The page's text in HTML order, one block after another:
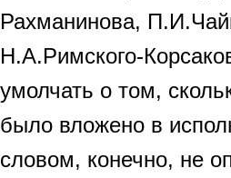
Рахманинова,
Н.А.Римского-
умолчать о том,
было вложено в
словом, конечно, не